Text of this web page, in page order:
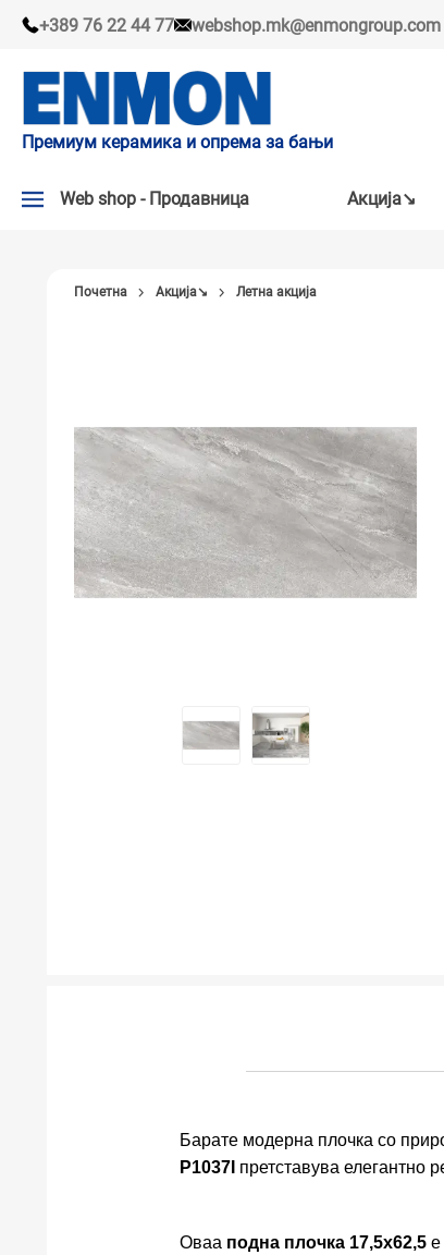
+389 76 22 44 77 webshop.mk@enmongroup.com
Премиум керамика и опрема за бањи
Web shop - Продавница
НАШИ ПРЕПОРАКИ
КАДИ И КАБИНИ
САНИТАРИЈА
ТУШЕВИ
МЕБЕЛ ЗА БАЊА И ОГЛЕДАЛА
МАТЕРИЈАЛИ ЗА ВГРАДУВАЊЕ НА КЕРАМИКА
Акцијa↘
Почетна Акцијa↘ Летна акција
Барате модерна плочка со
P1037I претставува елегантно
Оваа подна плочка 17,5x62,5е